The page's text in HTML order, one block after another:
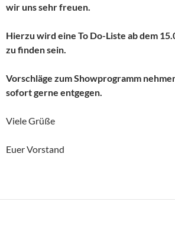
wir uns sehr freuen.
Hierzu wird eine To Do-Liste ab dem
zu finden sein.
Vorschläge zum Showprogramm
sofort gerne entgegen.
Viele Grüße
Euer Vorstand